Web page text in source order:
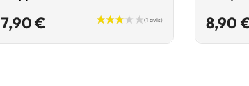
7,90 € 8,90